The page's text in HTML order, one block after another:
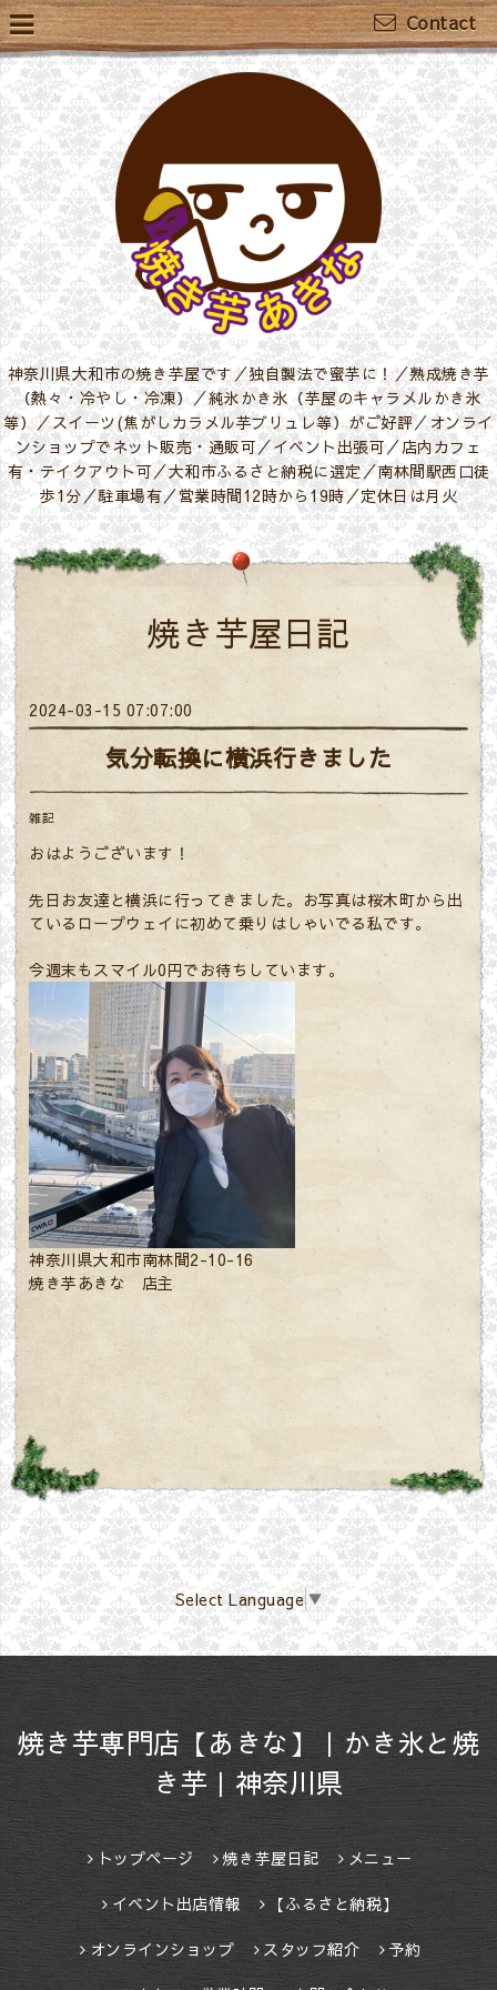
Contact
神奈川県大和市の焼き芋屋です／独自製法で蜜芋に！／熟成焼き芋
（熱々・冷やし・冷凍）／純氷かき氷（芋屋のキャラメルかき氷
等）／スイーツ(焦がしカラメル芋ブリュレ等）がご好評／オンライ
ンショップでネット販売・通販可／イベント出張可／店内カフェ
有・テイクアウト可／大和市ふるさと納税に選定／南林間駅西口徒
歩1分／駐車場有／営業時間12時から19時／定休日は月火
焼き芋屋日記
2024-03-15 07:07:00
気分転換に横浜行きました
雑記
おはようございます！
先日お友達と横浜に行ってきました。お写真は桜木町から出
ているロープウェイに初めて乗りはしゃいでる私です。
今週末もスマイル0円でお待ちしています。
神奈川県大和市南林間2-10-16
焼き芋あきな 店主
Select Language▼
焼き芋専門店【あきな】｜かき氷と焼
き芋｜神奈川県
トップページ 焼き芋屋日記 メニュー
イベント出店情報 【ふるさと納税】
オンラインショップ スタッフ紹介 予約